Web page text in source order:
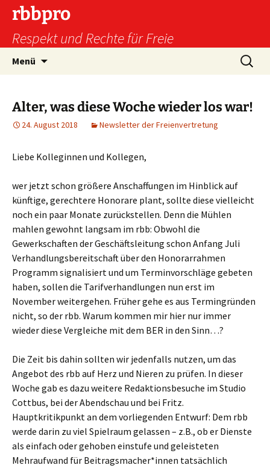
Zum
Inhalt
springen
rbbpro
Respekt und Rechte für Freie
Menü
Suchen
nach:
Alter, was diese Woche wieder los war!
24. August 2018 Newsletter der Freienvertretung
Liebe Kolleginnen und Kollegen,
wer jetzt schon größere Anschaffungen im Hinblick auf
künftige, gerechtere Honorare plant, sollte diese vielleicht
noch ein paar Monate zurückstellen. Denn die Mühlen
mahlen gewohnt langsam im rbb: Obwohl die
Gewerkschaften der Geschäftsleitung schon Anfang Juli
Verhandlungsbereitschaft über den Honorarrahmen
Programm signalisiert und um Terminvorschläge gebeten
haben, sollen die Tarifverhandlungen nun erst im
November weitergehen. Früher gehe es aus Termingründen
nicht, so der rbb. Warum kommen mir hier nur immer
wieder diese Vergleiche mit dem BER in den Sinn…?
Die Zeit bis dahin sollten wir jedenfalls nutzen, um das
Angebot des rbb auf Herz und Nieren zu prüfen. In dieser
Woche gab es dazu weitere Redaktionsbesuche im Studio
Cottbus, bei der Abendschau und bei Fritz.
Hauptkritikpunkt an dem vorliegenden Entwurf: Dem rbb
werde darin zu viel Spielraum gelassen – z.B., ob er Dienste
als einfach oder gehoben einstufe und geleisteten
Mehraufwand für Beitragsmacher*innen tatsächlich